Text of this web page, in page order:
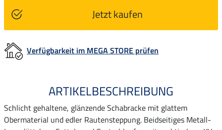
Jetzt kaufen
Verfügbarkeit im MEGA STORE prüfen
ARTIKELBESCHREIBUNG
Schlicht gehaltene, glänzende Schabracke mit glattem
Obermaterial und edler Rautensteppung. Beidseitiges Metall-